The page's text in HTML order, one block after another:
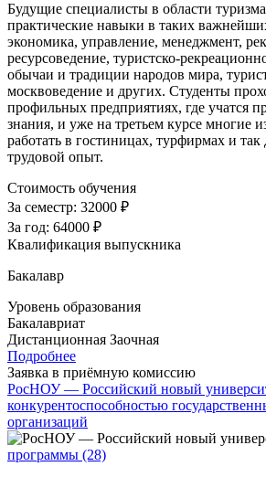
Будущие специалисты в области
практические навыки в таких
экономика, управление, менеджмент,
ресурсоведение, туристско-
обычаи и традиции народов мира,
москвоведение и других. Студенты
профильных предприятиях, где учатся
знания, и уже на третьем курсе многие
работать в гостиницах, турфирмах и так
трудовой опыт.
Стоимость обучения
За семестр: 32000 ₽
За год: 64000 ₽
Квалификация выпускника
Бакалавр
Уровень образования
Бакалавриат
Дистанционная Заочная
Подробнее
Заявка в приёмную комиссию
РосНОУ — Российский новый
конкурентоспособностью
организаций
программы (28)